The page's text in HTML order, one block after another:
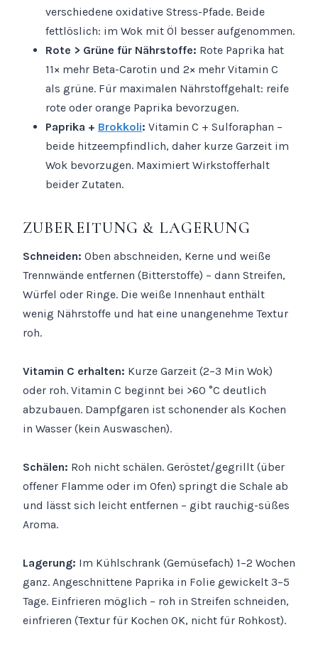
verschiedene oxidative Stress-Pfade. Beide
fettlöslich: im Wok mit Öl besser aufgenommen.
Rote > Grüne für Nährstoffe: Rote Paprika hat
11× mehr Beta-Carotin und 2× mehr Vitamin C
als grüne. Für maximalen Nährstoffgehalt: reife
rote oder orange Paprika bevorzugen.
Paprika + Brokkoli: Vitamin C + Sulforaphan –
beide hitzeempfindlich, daher kurze Garzeit im
Wok bevorzugen. Maximiert Wirkstofferhalt
beider Zutaten.
ZUBEREITUNG & LAGERUNG
Schneiden: Oben abschneiden, Kerne und weiße
Trennwände entfernen (Bitterstoffe) – dann Streifen,
Würfel oder Ringe. Die weiße Innenhaut enthält
wenig Nährstoffe und hat eine unangenehme Textur
roh.
Vitamin C erhalten: Kurze Garzeit (2–3 Min Wok)
oder roh. Vitamin C beginnt bei >60 °C deutlich
abzubauen. Dampfgaren ist schonender als Kochen
in Wasser (kein Auswaschen).
Schälen: Roh nicht schälen. Geröstet/gegrillt (über
offener Flamme oder im Ofen) springt die Schale ab
und lässt sich leicht entfernen – gibt rauchig-süßes
Aroma.
Lagerung: Im Kühlschrank (Gemüsefach) 1–2 Wochen
ganz. Angeschnittene Paprika in Folie gewickelt 3–5
Tage. Einfrieren möglich – roh in Streifen schneiden,
einfrieren (Textur für Kochen OK, nicht für Rohkost).